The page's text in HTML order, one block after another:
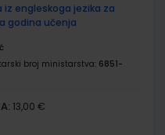
iz engleskoga jezika za
godina učenja
broj ministarstva: 6851-
13,00 €